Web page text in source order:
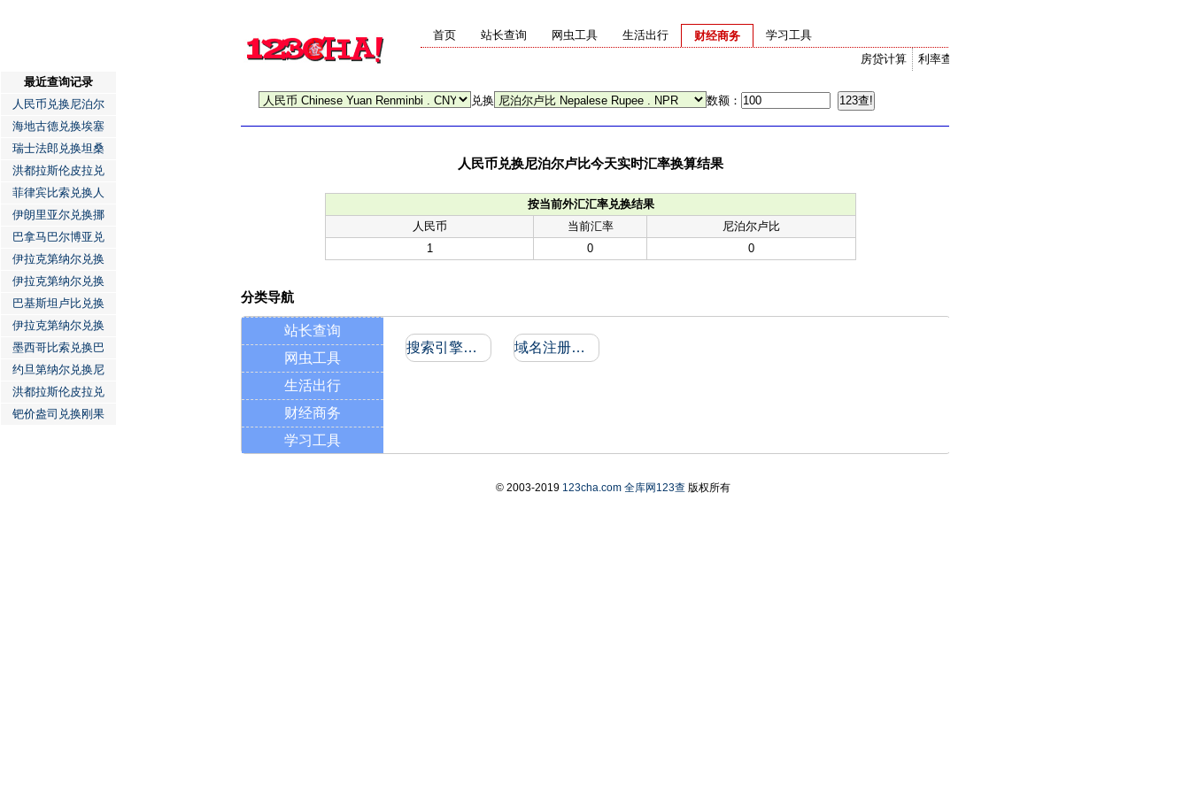
首页 站长查询 网虫工具 生活出行
财经商务
利率查询
房贷计算
学习工具
兑换 数额：
人民币兑换尼泊尔卢比今天实时汇率换算结果
按当前外汇汇率兑换结果
人民币
当前汇率
尼泊尔卢比
1
0 0
最近查询记录
人民币兑换尼泊尔
海地古德兑换埃塞
瑞士法郎兑换坦桑
洪都拉斯伦皮拉兑
菲律宾比索兑换人
伊朗里亚尔兑换挪
巴拿马巴尔博亚兑
伊拉克第纳尔兑换
伊拉克第纳尔兑换
巴基斯坦卢比兑换
伊拉克第纳尔兑换
墨西哥比索兑换巴
约旦第纳尔兑换尼
洪都拉斯伦皮拉兑
钯价盎司兑换刚果
分类导航
站长查询
网虫工具
生活出行
财经商务
学习工具
搜索引擎收录和反向链接 域名注册信息
© 2003-2019 123cha.com 全库网123查版权所有